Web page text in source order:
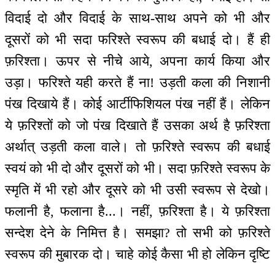
विदाई दो और विदाई के साथ-साथ अपने को भी और
दूसरों को भी सदा फरिश्ते स्वरूप की बधाई दो। हैं ही
फ़रिश्ता। ऊपर से नीचे आये, अपना कार्य किया और
उड़ा। फरिश्ते यही करते हैं ना! उड़ती कला की निशानी
पंख दिखाये हैं। कोई आर्टीफिशियल पंख नहीं हैं। लेकिन
ये फ़रिश्तों को जो पंख दिखाते हैं उसका अर्थ है फ़रिश्ता
अर्थात् उड़ती कला वाले। तो फ़रिश्ते स्वरूप की बधाई
स्वयं को भी दो और दूसरों को भी। सदा फ़रिश्ते स्वरूप के
स्मृति में भी रहो और दूसरे को भी उसी स्वरूप से देखो।
फलानी है, फलाना है...। नहीं, फ़रिश्ता है। ये फ़रिश्ता
सन्देश देने के निमित्त है। समझा? तो सभी को फ़रिश्ते
स्वरूप की मुबारक दो। चाहे कोई कैसा भी हो लेकिन दृष्टि